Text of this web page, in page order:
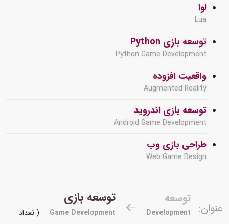
لوا
Lua
توسعه بازی Python
Python Game Development
واقعیت افزوده
Augmented Reality
توسعه بازی اندروید
Android Game Development
طراحی بازی وب
Web Game Design
عنوان:
توسعه
Development
توسعه بازی
Game Development
( تعداد